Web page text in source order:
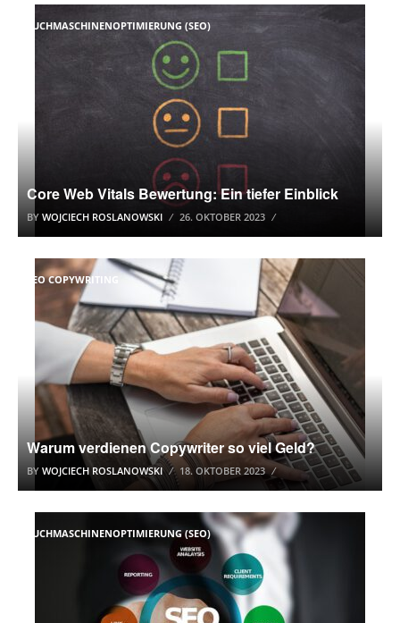
SUCHMASCHINENOPTIMIERUNG (SEO)
Core Web Vitals Bewertung: Ein tiefer Einblick
BY WOJCIECH ROSLANOWSKI 26. OKTOBER 2023
SEO COPYWRITING
Warum verdienen Copywriter so viel Geld?
BY WOJCIECH ROSLANOWSKI 18. OKTOBER 2023
SUCHMASCHINENOPTIMIERUNG (SEO)